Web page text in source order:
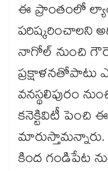
ఈ ప్రాంతంలో
పరిష్కరించాలని
నాగోల్ నుంచి
ప్రక్షాళనతోపాటు
వనస్థలిపురం
కనెక్టివిటీ పెంచి
కింద గండిపేట